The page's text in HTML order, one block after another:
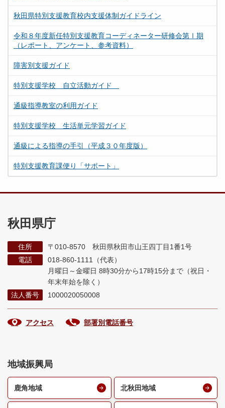
秋田県特別支援教育校内支援体制ガイドライン
令和８年度新任特別支援教育コーディネーター研修会第Ⅰ期
（レポート、アンケート、参考資料）
障害別支援ガイド
特別支援学校 自立活動ガイド
通級指導教室の利用ガイド
特別支援学校 生活単元学習ガイド
通級による指導の手引（平成３０年度版）
特別支援教育課便り「サポート」
秋田県庁
住所
〒010-8570 秋田県秋田市山王四丁目1番1号
電話
018-860-1111（代表）
月曜日～金曜日 8時30分から17時15分まで （祝日・
年末年始を除く）
法人番号
1000020050008
アクセス 部署別電話番号
地域振興局
鹿角地域 北秋田地域